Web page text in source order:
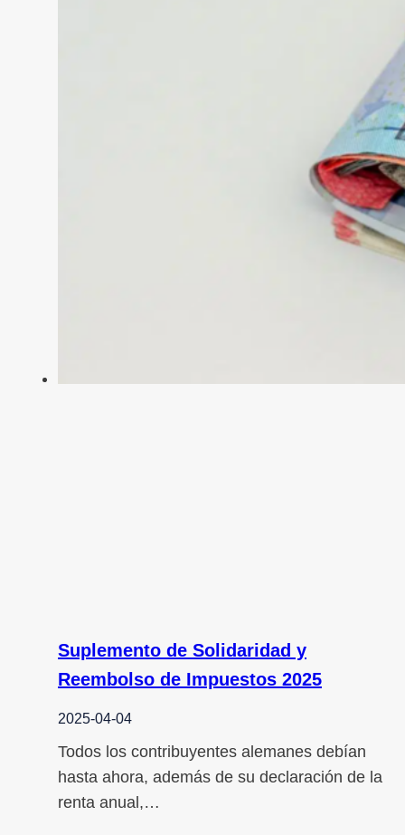
Suplemento de Solidaridad y
Reembolso de Impuestos 2025
2025-04-04
Todos los contribuyentes alemanes debían
hasta ahora, además de su declaración de la
renta anual,…